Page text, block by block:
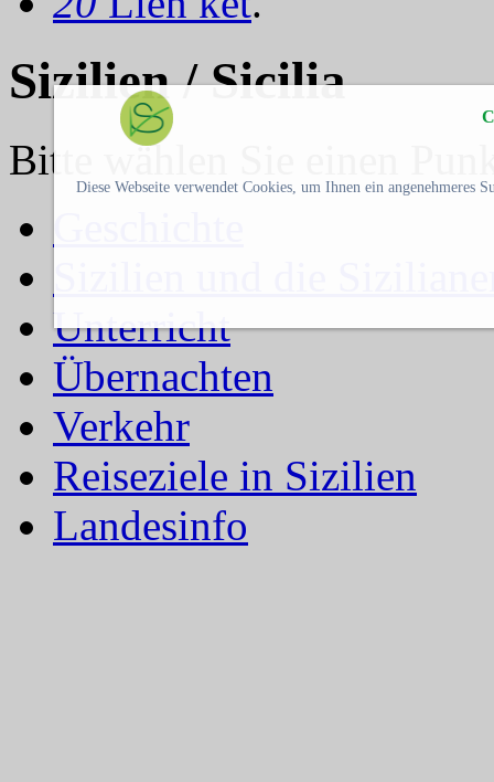
Diese Webseite verwendet Cookies, um Ihnen ein angenehmeres
Sizilien / Sicilia
Bitte wählen Sie einen
Unterricht
Übernachten
Verkehr
Reiseziele in Sizilien
Landesinfo